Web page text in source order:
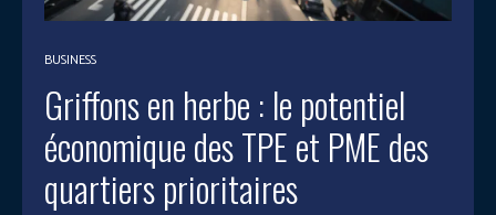
BUSINESS
Griffons en herbe : le potentiel
économique des TPE et PME des
quartiers prioritaires